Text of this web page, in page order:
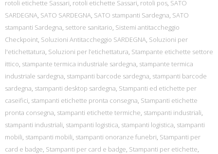
rotoli etichette Sassari, rotoli etichette Sassari, rotoli pos, SATO
SARDEGNA, SATO SARDEGNA, SATO stampanti Sardegna, SATO
stampanti Sardegna, settore sanitario, Sistemi antitaccheggio
Checkpoint, Soluzioni Antitaccheggio SARDEGNA, Soluzioni per
l'etichettatura, Soluzioni per l’etichettatura, Stampante etichette settore
ittico, stampante termica industriale sardegna, stampante termica
industriale sardegna, stampanti barcode sardegna, stampanti barcode
sardegna, stampanti desktop sardegna, Stampanti ed etichette per
caseifici, stampanti etichette pronta consegna, Stampanti etichette
pronta consegna, stampanti etichette termiche, stampanti industriali,
stampanti industriali, stampanti logistica, stampanti logistica, stampanti
mobili, stampanti mobili, stampanti onoranze funebri, Stampanti per
card e badge, Stampanti per card e badge, Stampanti per etichette,